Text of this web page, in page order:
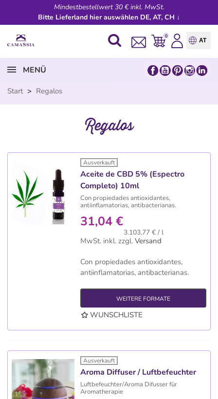
Mindestbestellwert 30 € inkl. MwSt.
Bitte Lieferland hier auswählen DE, AT, CH ↓
0
AT
MENÜ
Start > Regalos
Regalos
Ausverkauft
Aceite de CBD 5% (Espectro
Completo) 10ml
Con propiedades antioxidantes,
antiinflamatorias, antibacterianas.
31,04 €
3.103,77 € / l
MwSt. inkl. zzgl. Versand
Con propiedades antioxidantes,
antiinflamatorias, antibacterianas.
WEITERE FORMATE
WUNSCHLISTE
Ausverkauft
Aroma Diffuser / Luftbefeuchter
Luftbefeuchter/Aroma Difusser für
Aromatherapie